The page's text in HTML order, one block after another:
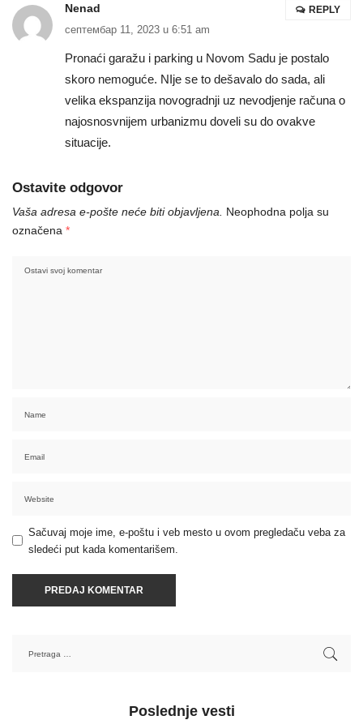
Nenad
септембар 11, 2023 u 6:51 am
Pronaći garažu i parking u Novom Sadu je postalo
skoro nemoguće. NIje se to dešavalo do sada, ali
velika ekspanzija novogradnji uz nevodjenje računa o
najosnosvnijem urbanizmu doveli su do ovakve
situacije.
REPLY
Ostavite odgovor
Vaša adresa e-pošte neće biti objavljena.
Neophodna polja su
označena *
Sačuvaj moje ime, e-poštu i veb mesto u ovom pregledaču veba za
sledeći put kada komentarišem.
Poslednje vesti